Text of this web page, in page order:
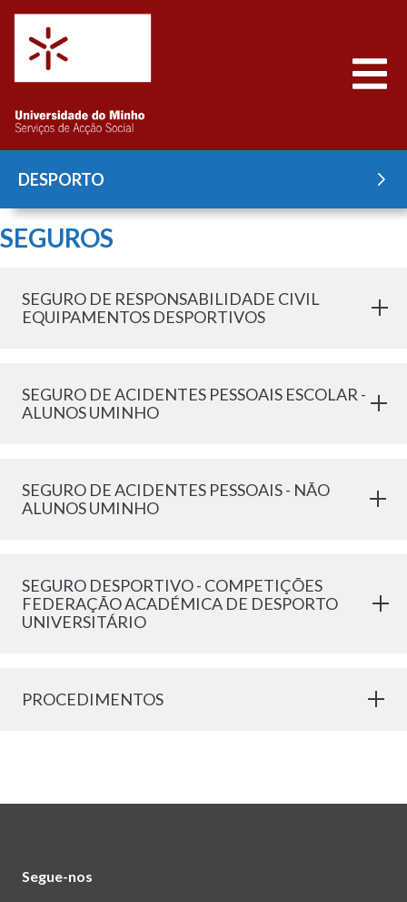
Saltar para o conteúdo
DESPORTO
SEGUROS
SEGURO DE RESPONSABILIDADE CIVIL
EQUIPAMENTOS DESPORTIVOS
SEGURO DE ACIDENTES PESSOAIS ESCOLAR -
ALUNOS UMINHO
SEGURO DE ACIDENTES PESSOAIS - NÃO
ALUNOS UMINHO
SEGURO DESPORTIVO - COMPETIÇÕES
FEDERAÇÃO ACADÉMICA DE DESPORTO
UNIVERSITÁRIO
PROCEDIMENTOS
Segue-nos